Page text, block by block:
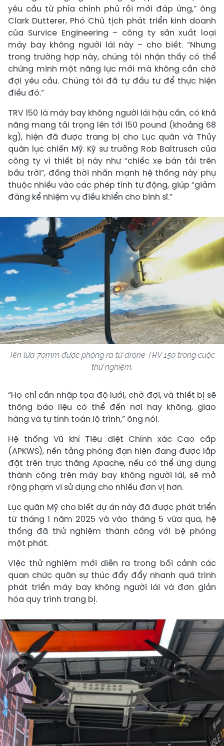
yêu cầu từ phía chính phủ rồi mới đáp ứng,” ông
Clark Dutterer, Phó Chủ tịch phát triển kinh doanh
của Survice Engineering – công ty sản xuất loại
máy bay không người lái này – cho biết. “Nhưng
trong trường hợp này, chúng tôi nhận thấy có thể
chứng minh một năng lực mới mà không cần chờ
đợi yêu cầu. Chúng tôi đã tự đầu tư để thực hiện
điều đó.”
TRV 150 là máy bay không người lái hậu cần, có khả
năng mang tải trọng lên tới 150 pound (khoảng 68
kg), hiện đã được trang bị cho Lục quân và Thủy
quân lục chiến Mỹ. Kỹ sư trưởng Rob Baltrusch của
công ty ví thiết bị này như “chiếc xe bán tải trên
bầu trời”, đồng thời nhấn mạnh hệ thống này phụ
thuộc nhiều vào các phép tính tự động, giúp “giảm
đáng kể nhiệm vụ điều khiển cho binh sĩ.”
Tên lửa 70mm được phóng ra từ drone TRV 150 trong cuộc
thử nghiệm.
“Họ chỉ cần nhập tọa độ lưới, chờ đợi, và thiết bị sẽ
thông báo liệu có thể đến nơi hay không, giao
hàng và tự tính toán lộ trình,” ông nói.
Hệ thống Vũ khí Tiêu diệt Chính xác Cao cấp
(APKWS), nền tảng phóng đạn hiện đang được lắp
đặt trên trực thăng Apache, nếu có thể ứng dụng
thành công trên máy bay không người lái, sẽ mở
rộng phạm vi sử dụng cho nhiều đơn vị hơn.
Lục quân Mỹ cho biết dự án này đã được phát triển
từ tháng 1 năm 2025 và vào tháng 5 vừa qua, hệ
thống đã thử nghiệm thành công với bệ phóng
một phát.
Việc thử nghiệm mới diễn ra trong bối cảnh các
quan chức quân sự thúc đẩy đẩy nhanh quá trình
phát triển máy bay không người lái và đơn giản
hóa quy trình trang bị.